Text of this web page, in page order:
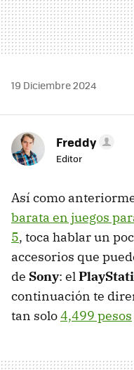
19 Diciembre 2024
Freddy
Editor
Así como
barata en juegos
5, toca hablar un
accesorios que
de Sony: el
continuación te
tan solo4,499 pesos